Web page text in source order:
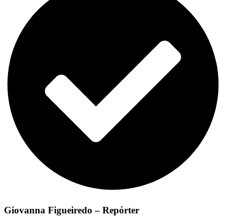
Giovanna Figueiredo – Repórter